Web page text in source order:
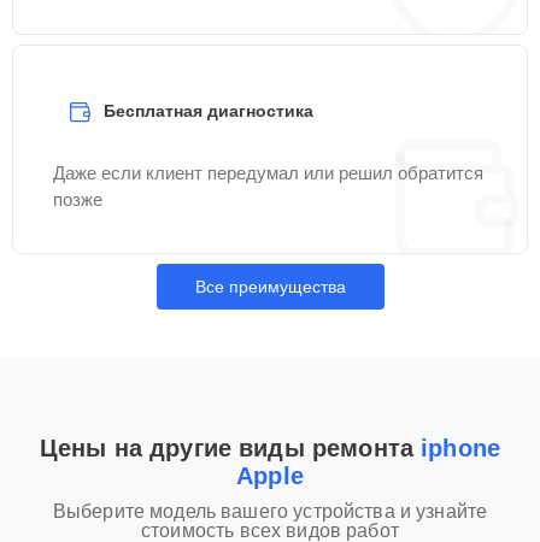
Бесплатная диагностика
Даже если клиент передумал или решил обратится
позже
Все преимущества
Цены на другие виды ремонта iphone
Apple
Выберите модель вашего устройства и узнайте
стоимость всех видов работ